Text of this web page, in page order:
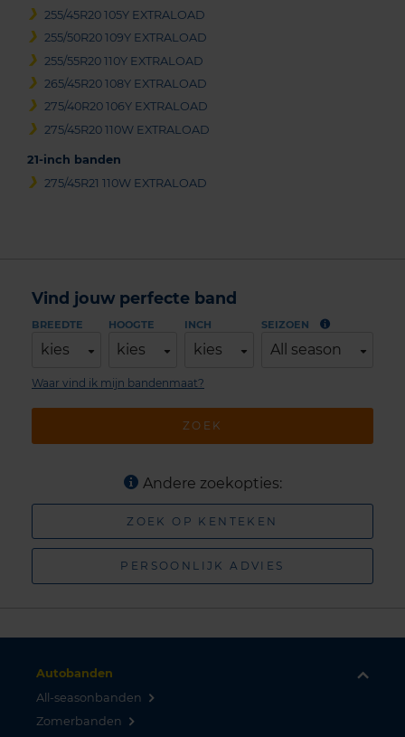
255/45R20 105Y EXTRALOAD
255/50R20 109Y EXTRALOAD
255/55R20 110Y EXTRALOAD
265/45R20 108Y EXTRALOAD
275/40R20 106Y EXTRALOAD
275/45R20 110W EXTRALOAD
21-inch banden
275/45R21 110W EXTRALOAD
Vind jouw perfecte band
BREEDTE
kies
HOOGTE
kies
INCH
kies
SEIZOEN
All season
ZOEK
Waar vind ik mijn bandenmaat?
Andere zoekopties:
ZOEK OP KENTEKEN
PERSOONLIJK ADVIES
Autobanden
All-seasonbanden
Zomerbanden